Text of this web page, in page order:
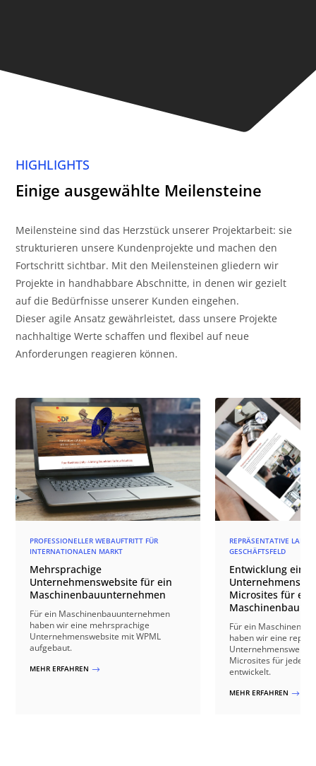
HIGHLIGHTS
Einige ausgewählte Meilensteine
Meilensteine sind das Herzstück unserer Projektarbeit: sie
strukturieren unsere Kundenprojekte und machen den
Fortschritt sichtbar. Mit den Meilensteinen gliedern wir
Projekte in handhabbare Abschnitte, in denen wir gezielt
auf die Bedürfnisse unserer Kunden eingehen.
Dieser agile Ansatz gewährleistet, dass unsere Projekte
nachhaltige Werte schaffen und flexibel auf neue
Anforderungen reagieren können.
PROFESSIONELLER WEBAUFTRITT FÜR
INTERNATIONALEN MARKT
Mehrsprachige
Unternehmenswebsite für ein
Maschinenbauunternehmen
Für ein Maschinenbauunternehmen
haben wir eine mehrsprachige
Unternehmenswebsite mit WPML
aufgebaut.
MEHR ERFAHREN $
REPRÄSENTATIVE
GESCHÄFTSFELD
Entwicklung einer
Microsites für ein
Für ein
haben wir eine
Microsites für jeden
entwickelt.
MEHR ERFAHREN $